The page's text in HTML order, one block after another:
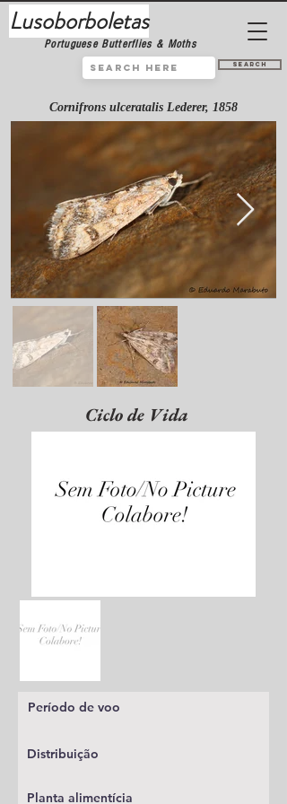
Lusoborboletas
Portuguese Butterflies & Moths
Search
Cornifrons ulceratalis Lederer, 1858
Ciclo de Vida
Período de voo
Distribuição
Planta alimentícia